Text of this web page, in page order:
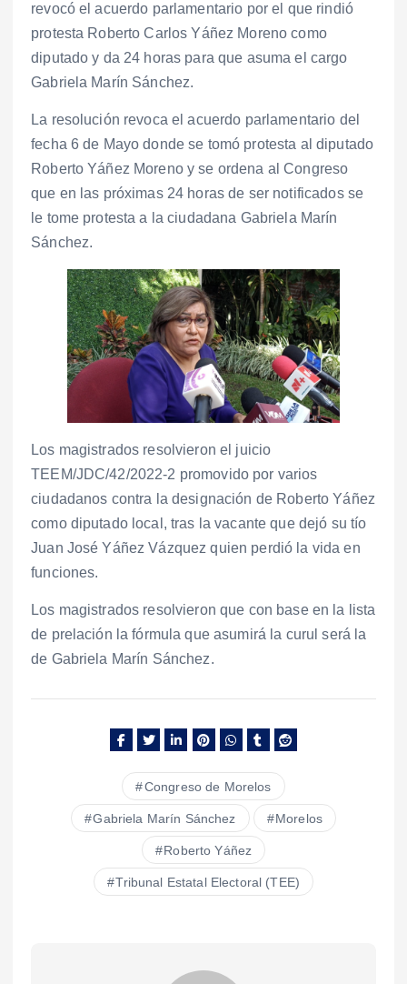
revocó el acuerdo parlamentario por el que rindió
protesta Roberto Carlos Yáñez Moreno como
diputado y da 24 horas para que asuma el cargo
Gabriela Marín Sánchez.
La resolución revoca el acuerdo parlamentario del
fecha 6 de Mayo donde se tomó protesta al diputado
Roberto Yáñez Moreno y se ordena al Congreso
que en las próximas 24 horas de ser notificados se
le tome protesta a la ciudadana Gabriela Marín
Sánchez.
Los magistrados resolvieron el juicio
TEEM/JDC/42/2022-2 promovido por varios
ciudadanos contra la designación de Roberto Yáñez
como diputado local, tras la vacante que dejó su tío
Juan José Yáñez Vázquez quien perdió la vida en
funciones.
Los magistrados resolvieron que con base en la lista
de prelación la fórmula que asumirá la curul será la
de Gabriela Marín Sánchez.
Congreso de Morelos
Gabriela Marín Sánchez Morelos
Roberto Yáñez
Tribunal Estatal Electoral (TEE)